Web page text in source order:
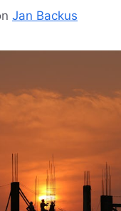
Jan Backus